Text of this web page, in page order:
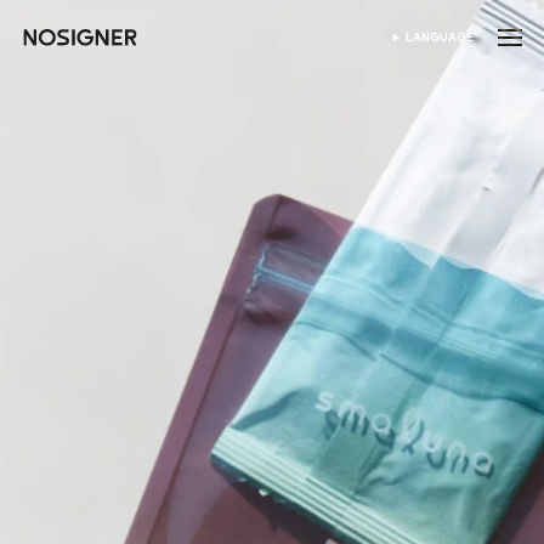
হোম ভাষা নির্বাচন করুন
LANGUAGE